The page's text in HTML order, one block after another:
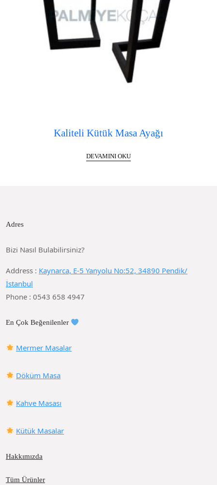
Kaliteli Kütük Masa Ayağı
DEVAMINI OKU
Adres
Bizi Nasıl Bulabilirsiniz?
Address : Kaynarca, E-5 Yanyolu No:52, 34890 Pendik/
İstanbul
Phone : 0543 658 4947
En Çok Beğenilenler
Mermer Masalar
Döküm Masa
Kahve Masası
Kütük Masalar
Hakkımızda
Tüm Ürünler